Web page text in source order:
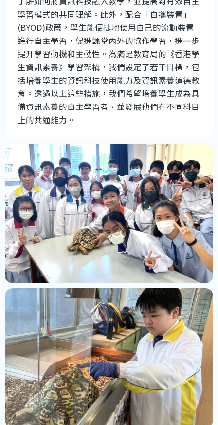
學習模式的共同理解。此外，配合「自攜裝置」
(BYOD)政策，學生能便捷地使用自己的流動裝置
進行自主學習，促進課堂內外的協作學習，進一步
提升學習動機和主動性。為滿足教育局的《香港學
生資訊素養》學習架構，我們設定了若干目標，包
括培養學生的資訊科技使用能力及資訊素養道德教
育。透過以上這些措施，我們希望培養學生成為具
備資訊素養的自主學習者，並發展他們在不同科目
上的共通能力。